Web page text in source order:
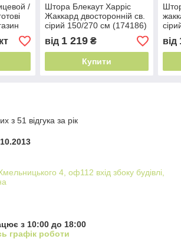
/
Штора Блекаут Харріс
Жаккард двосторонній св.
сірий 150/270 см (174186)
від 1 219₴
Купити
від
з 51 відгука за рік
4, оф112 вхід збоку будівлі,
з 10:00 до 18:00
графік роботи